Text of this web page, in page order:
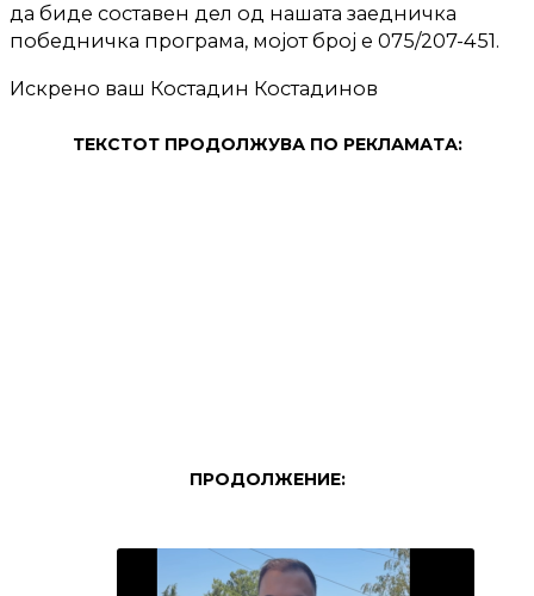
да биде составен дел од нашата заедничка
победничка програма, мојот број е 075/207-451.
Искрено ваш Костадин Костадинов
ТЕКСТОТ ПРОДОЛЖУВА ПО РЕКЛАМАТА:
ПРОДОЛЖЕНИЕ: